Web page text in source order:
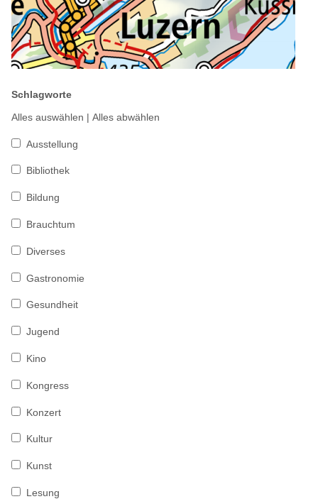
Schlagworte
Alles auswählen | Alles abwählen
Ausstellung
Bibliothek
Bildung
Brauchtum
Diverses
Gastronomie
Gesundheit
Jugend
Kino
Kongress
Konzert
Kultur
Kunst
Lesung